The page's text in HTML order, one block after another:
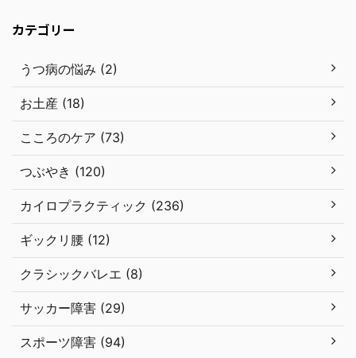
カテゴリー
うつ病の悩み (2)
お土産 (18)
こころのケア (73)
つぶやき (120)
カイロプラクティック (236)
ギックリ腰 (12)
クラシックバレエ (8)
サッカー障害 (29)
スポーツ障害 (94)